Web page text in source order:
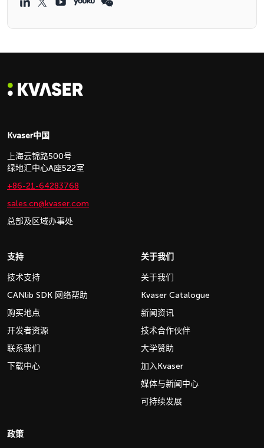
Kvaser中国
上海云锦路500号
绿地汇中心A座522室
+86-21-64283768
sales.cn@kvaser.com
总部及区域办事处
支持
技术支持
CANlib SDK 网络帮助
购买地点
开发者资源
联系我们
下载中心
关于我们
关于我们
Kvaser Catalogue
新闻资讯
技术合作伙伴
大学赞助
加入Kvaser
媒体与新闻中心
可持续发展
政策